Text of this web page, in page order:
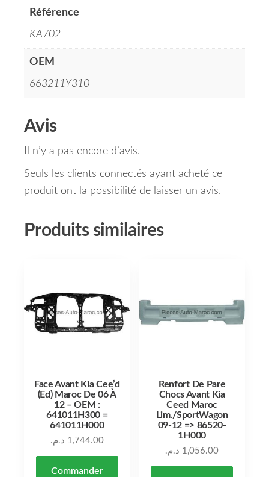
Référence
KA702
OEM
663211Y310
Avis
Il n’y a pas encore d’avis.
Seuls les clients connectés ayant acheté ce
produit ont la possibilité de laisser un avis.
Produits similaires
Face Avant Kia Cee’d
(Ed) Maroc De 06 À
12 – OEM :
641011H300 =
641011H000
1,744.00 د.م.
Commander
Renfort De Pare
Chocs Avant Kia
Ceed Maroc
Lim./SportWagon
09-12 => 86520-
1H000
1,056.00 د.م.